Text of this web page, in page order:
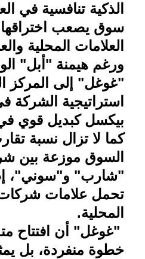
الذكية تنافسية في
سوق يصعب
العلامات المحلية
ورغم هيمنة "أبل"
"غوغل" إلى المركز
استراتيجية الشركة
بيكسل كبديل قوي في
السوق موزعة بين
"شارب" و"سوني"،
تحمل علامات شركات
المحلية.
"غوغل" أن افتتاح
خطوة منفردة، بل